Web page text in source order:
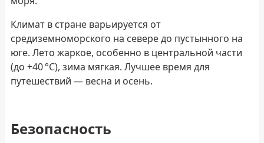
Климат в стране варьируется от
средиземноморского на севере до пустынного на
юге. Лето жаркое, особенно в центральной части
(до +40 °C), зима мягкая. Лучшее время для
путешествий — весна и осень.
Безопасность